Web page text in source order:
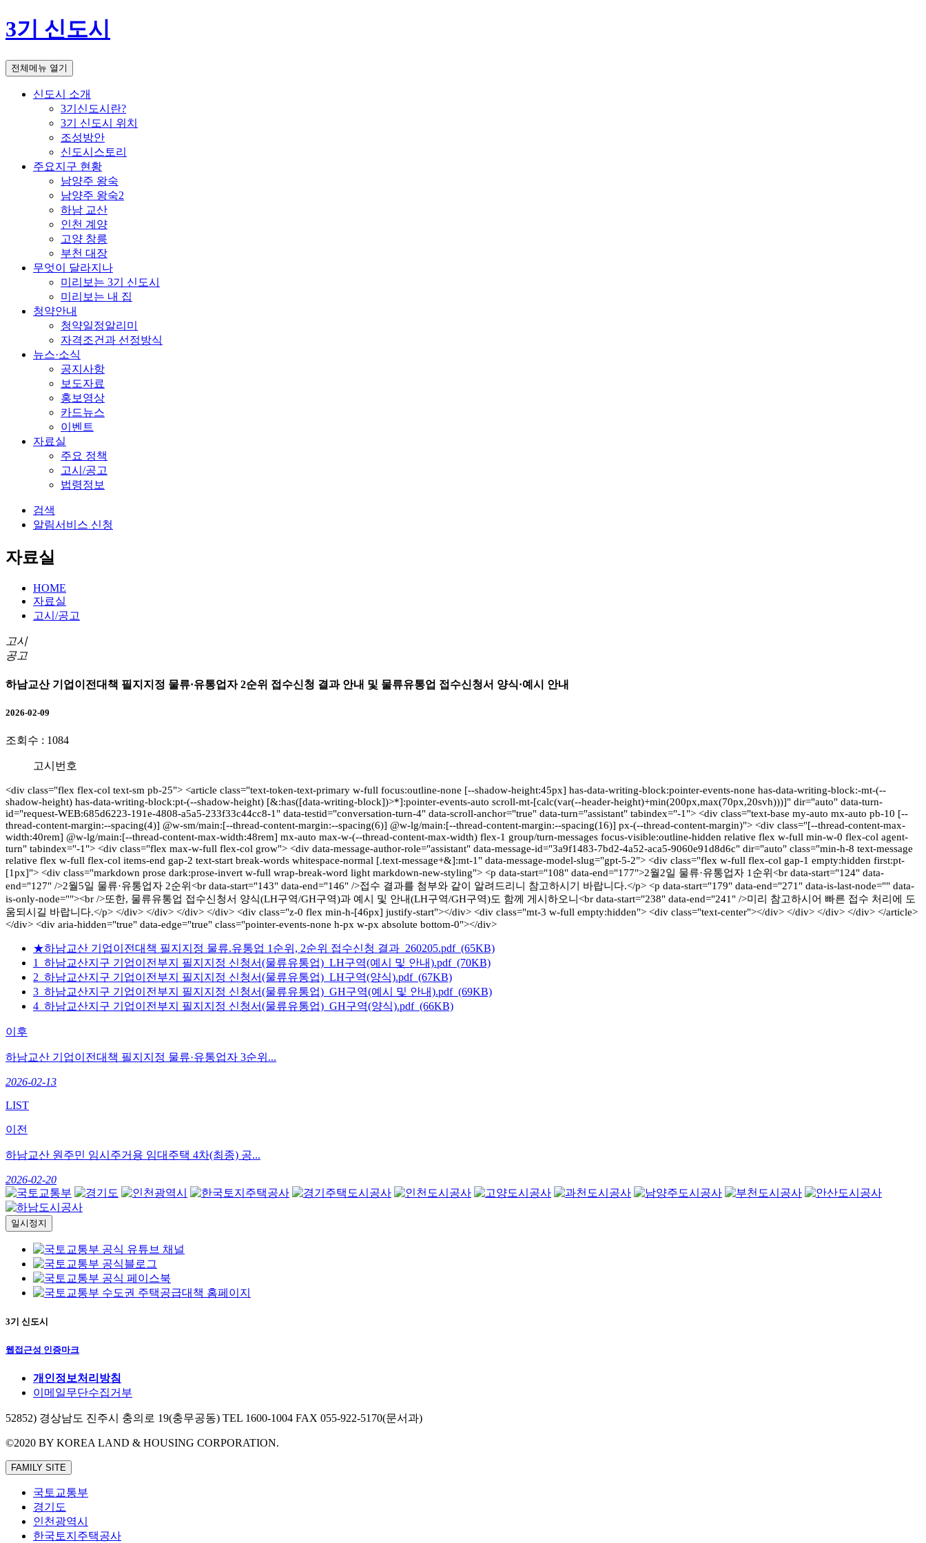
3기 신도시
전체메뉴 열기
신도시 소개
3기신도시란?
3기 신도시 위치
조성방안
신도시스토리
주요지구 현황
남양주 왕숙
남양주 왕숙2
하남 교산
인천 계양
고양 창릉
부천 대장
무엇이 달라지나
미리보는 3기 신도시
미리보는 내 집
청약안내
청약일정알리미
자격조건과 선정방식
뉴스·소식
공지사항
보도자료
홍보영상
카드뉴스
이벤트
자료실
주요 정책
고시/공고
법령정보
검색
알림서비스 신청
자료실
HOME
자료실
고시/공고
고시
공고
하남교산 기업이전대책 필지지정 물류·유통업자 2순위 접수신청 결과 안내 및 물류유통업 접수신청서 양식·예시 안내
2026-02-09
조회수 : 1084
고시번호
<div class="flex flex-col text-sm pb-25"> <article class="text-token-text-primary w-full focus:outline-none [--shadow-height:45px] has-data-writing-block:pointer-events-none has-data-writing-block:-mt-(--
shadow-height) has-data-writing-block:pt-(--shadow-height) [&:has([data-writing-block])>*]:pointer-events-auto scroll-mt-[calc(var(--header-height)+min(200px,max(70px,20svh)))]" dir="auto" data-turn-
id="request-WEB:685d6223-191e-4808-a5a5-233f33c44cc8-1" data-testid="conversation-turn-4" data-scroll-anchor="true" data-turn="assistant" tabindex="-1"> <div class="text-base my-auto mx-auto pb-10 [--
thread-content-margin:--spacing(4)] @w-sm/main:[--thread-content-margin:--spacing(6)] @w-lg/main:[--thread-content-margin:--spacing(16)] px-(--thread-content-margin)"> <div class="[--thread-content-max-
width:40rem] @w-lg/main:[--thread-content-max-width:48rem] mx-auto max-w-(--thread-content-max-width) flex-1 group/turn-messages focus-visible:outline-hidden relative flex w-full min-w-0 flex-col agent-
turn" tabindex="-1"> <div class="flex max-w-full flex-col grow"> <div data-message-author-role="assistant" data-message-id="3a9f1483-7bd2-4a52-aca5-9060e91d8d6c" dir="auto" class="min-h-8 text-message
relative flex w-full flex-col items-end gap-2 text-start break-words whitespace-normal [.text-message+&]:mt-1" data-message-model-slug="gpt-5-2"> <div class="flex w-full flex-col gap-1 empty:hidden first:pt-
[1px]"> <div class="markdown prose dark:prose-invert w-full wrap-break-word light markdown-new-styling"> <p data-start="108" data-end="177">2월2일 물류·유통업자 1순위<br data-start="124" data-
end="127" />2월5일 물류·유통업자 2순위<br data-start="143" data-end="146" />접수 결과를 첨부와 같이 알려드리니 참고하시기 바랍니다.</p> <p data-start="179" data-end="271" data-is-last-node="" data-
is-only-node=""><br />또한, 물류유통업 접수신청서 양식(LH구역/GH구역)과 예시 및 안내(LH구역/GH구역)도 함께 게시하오니<br data-start="238" data-end="241" />미리 참고하시어 빠른 접수 처리에 도
움되시길 바랍니다.</p> </div> </div> </div> </div> <div class="z-0 flex min-h-[46px] justify-start"></div> <div class="mt-3 w-full empty:hidden"> <div class="text-center"></div> </div> </div> </div> </article>
</div> <div aria-hidden="true" data-edge="true" class="pointer-events-none h-px w-px absolute bottom-0"></div>
★하남교산 기업이전대책 필지지정 물류.유통업 1순위, 2순위 접수신청 결과_260205.pdf (65KB)
1_하남교산지구 기업이전부지 필지지정 신청서(물류유통업)_LH구역(예시 및 안내).pdf (70KB)
2_하남교산지구 기업이전부지 필지지정 신청서(물류유통업)_LH구역(양식).pdf (67KB)
3_하남교산지구 기업이전부지 필지지정 신청서(물류유통업)_GH구역(예시 및 안내).pdf (69KB)
4_하남교산지구 기업이전부지 필지지정 신청서(물류유통업)_GH구역(양식).pdf (66KB)
이후
하남교산 기업이전대책 필지지정 물류·유통업자 3순위...
2026-02-13
LIST
이전
하남교산 원주민 임시주거용 임대주택 4차(최종) 공...
2026-02-20
일시정지
3기 신도시
웹접근성 인증마크
개인정보처리방침
이메일무단수집거부
52852) 경상남도 진주시 충의로 19(충무공동) TEL 1600-1004 FAX 055-922-5170(문서과)
©2020 BY KOREA LAND & HOUSING CORPORATION.
FAMILY SITE
국토교통부
경기도
인천광역시
한국토지주택공사